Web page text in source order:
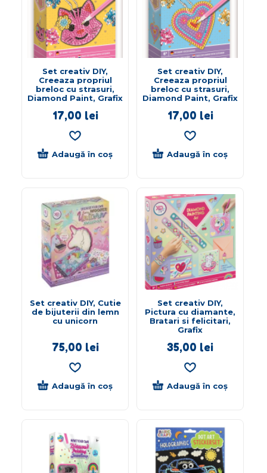
Set creativ DIY,
Creeaza propriul
breloc cu strasuri,
Diamond Paint, Grafix
17,00 lei
Adaugă în coș
Set creativ DIY,
Creeaza propriul
breloc cu strasuri,
Diamond Paint, Grafix
17,00 lei
Adaugă în coș
Set creativ DIY, Cutie
de bijuterii din lemn
cu unicorn
75,00 lei
Adaugă în coș
Set creativ DIY,
Pictura cu diamante,
Bratari si felicitari,
Grafix
35,00 lei
Adaugă în coș